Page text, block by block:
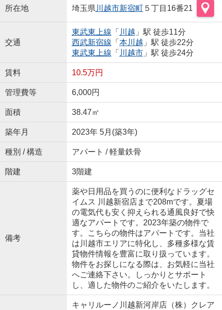
所在地 埼玉県 川越市新宿町５丁目16番21
交通
東武東上線 「 川越 」駅 徒歩11分
西武新宿線 「 本川越 」駅 徒歩22分
東武東上線 「 川越市」駅 徒歩24分
賃料 10.5万円
管理費等 6,000円
面積 38.47㎡
築年月 2023年 5月(築3年)
種別 / 構造 アパート / 軽量鉄骨
階建 3階建
備考
薬や日用品を買うのに便利なドラッグセ
イムス 川越新宿店まで208mです。夏場
の電気代も安く抑えられる通風良好で快
適なアパートです。2023年築の物件で
す。こちらの物件はアパートです。当社
は川越市エリアに特化し、多種多様な賃
貸物件情報を豊富に取り扱っています。
物件をお探しになる際は、お気軽に当社
へご連絡下さい。しっかりとサポート
し、適した物件のご紹介をいたします。
キャリルーノ川越新河岸店（株）クレア